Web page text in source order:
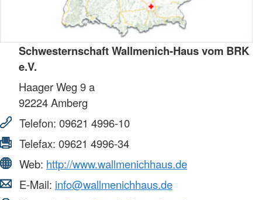
Schwesternschaft Wallmenich-Haus vom BRK
e.V.
Haager Weg 9 a
92224Amberg
Telefon: 09621 4996-10
Telefax: 09621 4996-34
Web: http://www.wallmenichhaus.de
E-Mail: info@wallmenichhaus.de